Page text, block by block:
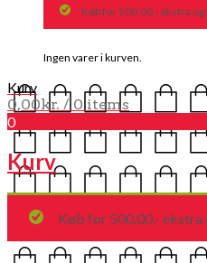
Køb for 500.00,- ekstra
Ingen varer i kurven.
Kurv
0,00kr. / 0 items
0
Kurv
Køb for 500.00,- ekstra